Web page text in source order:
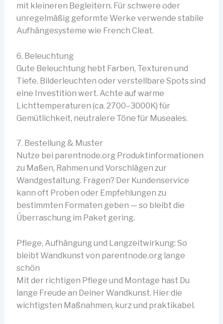
mit kleineren Begleitern. Für schwere oder
unregelmäßig geformte Werke verwende stabile
Aufhängesysteme wie French Cleat.
6. Beleuchtung
Gute Beleuchtung hebt Farben, Texturen und
Tiefe. Bilderleuchten oder verstellbare Spots sind
eine Investition wert. Achte auf warme
Lichttemperaturen (ca. 2700–3000K) für
Gemütlichkeit, neutralere Töne für Museales.
7. Bestellung & Muster
Nutze bei parentnode.org Produktinformationen
zu Maßen, Rahmen und Vorschlägen zur
Wandgestaltung. Fragen? Der Kundenservice
kann oft Proben oder Empfehlungen zu
bestimmten Formaten geben — so bleibt die
Überraschung im Paket gering.
Pflege, Aufhängung und Langzeitwirkung: So
bleibt Wandkunst von parentnode.org lange
schön
Mit der richtigen Pflege und Montage hast Du
lange Freude an Deiner Wandkunst. Hier die
wichtigsten Maßnahmen, kurz und praktikabel.